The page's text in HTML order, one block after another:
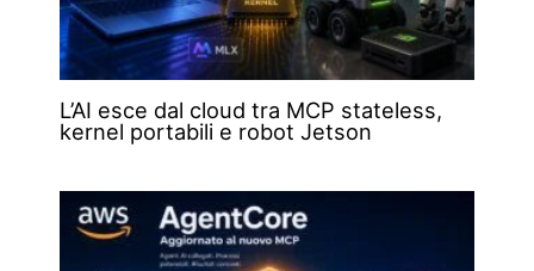
L’AI esce dal cloud tra MCP stateless,
kernel portabili e robot Jetson